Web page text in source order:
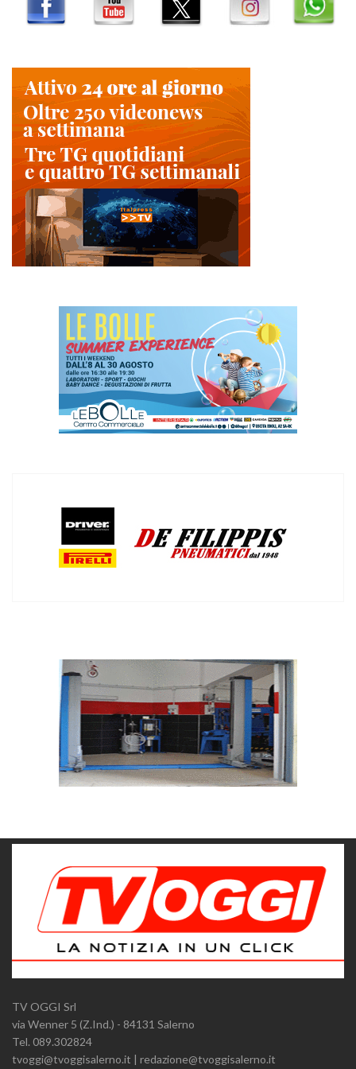
TV OGGI Srl
via Wenner 5 (Z.Ind.) - 84131 Salerno
Tel. 089.302824
tvoggi@tvoggisalerno.it | redazione@tvoggisalerno.it